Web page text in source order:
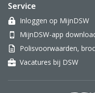
Service
Inloggen op MijnDSW
MijnDSW-app
Polisvoorwaarden,
Vacatures bij DSW